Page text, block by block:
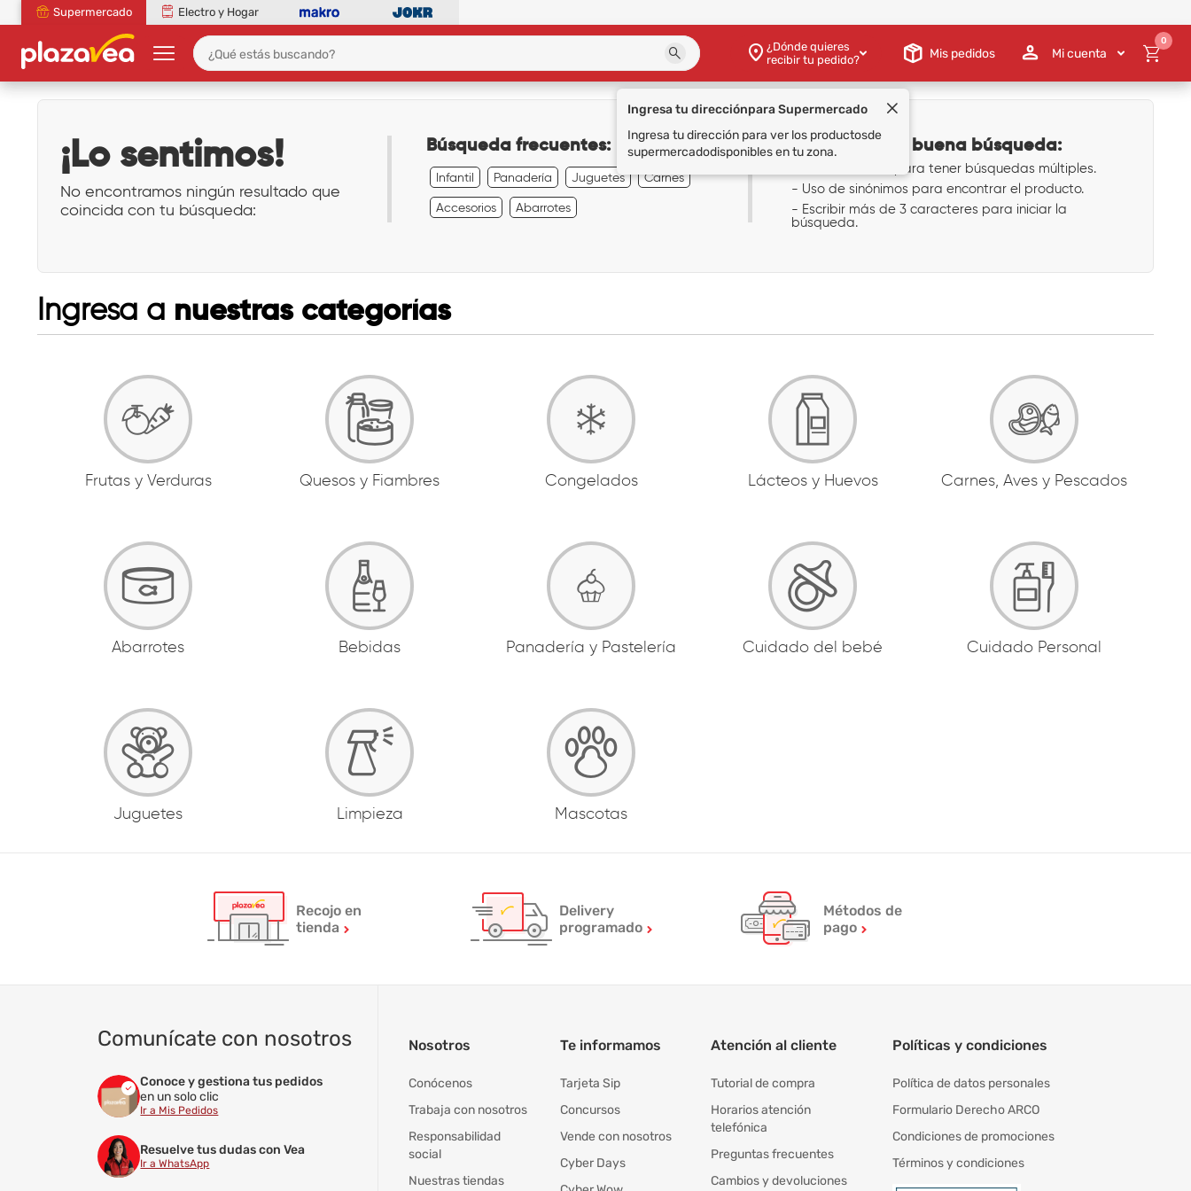
Supermercado Electro y Hogar
¿Dónde quieres
recibir tu pedido?
Mis pedidos Mi cuenta
0
Ingresa tu direcciónpara Supermercado
Ingresa tu dirección para ver los productosde
supermercadodisponibles en tu zona.
¡Lo sentimos!
No encontramos ningún resultado que
coincida con tu búsqueda:
Búsqueda frecuentes:
Infantil Panadería Juguetes Carnes
Accesorios Abarrotes
Tips para una buena búsqueda:
- Uso de comas para tener búsquedas múltiples.
- Uso de sinónimos para encontrar el producto.
- Escribir más de 3 caracteres para iniciar la
búsqueda.
Ingresa a nuestras categorías
Frutas y Verduras Quesos y Fiambres Congelados Lácteos y Huevos Carnes, Aves y Pescados
Abarrotes Bebidas Panadería y Pastelería Cuidado del bebé Cuidado Personal
Juguetes Limpieza Mascotas
Recojo en
tienda
Delivery
programado
Métodos de
pago
Comunícate con nosotros
Conoce y gestiona tus pedidos
en un solo clic
Ir a Mis Pedidos
Resuelve tus dudas con Vea
Ir a WhatsApp
Nosotros
Conócenos
Trabaja con nosotros
Responsabilidad
social
Nuestras tiendas
Te informamos
Tarjeta Sip
Concursos
Vende con nosotros
Cyber Days
Atención al cliente
Tutorial de compra
Horarios atención
telefónica
Preguntas frecuentes
Cambios y devoluciones
Políticas y condiciones
Política de datos personales
Formulario Derecho ARCO
Condiciones de promociones
Términos y condiciones